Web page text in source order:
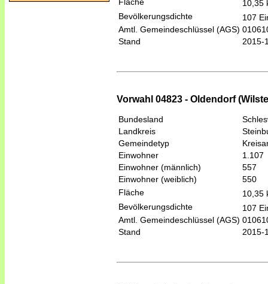
10,35
Bevölkerungsdichte
107
Amtl. Gemeindeschlüssel (AGS)
Stand
2015-
Vorwahl 04823 - Oldendorf
Bundesland
Landkreis
Gemeindetyp
Einwohner
1.107
Einwohner (männlich)
557
Einwohner (weiblich)
550
Fläche
10,35
Bevölkerungsdichte
107
Amtl. Gemeindeschlüssel (AGS)
Stand
2015-